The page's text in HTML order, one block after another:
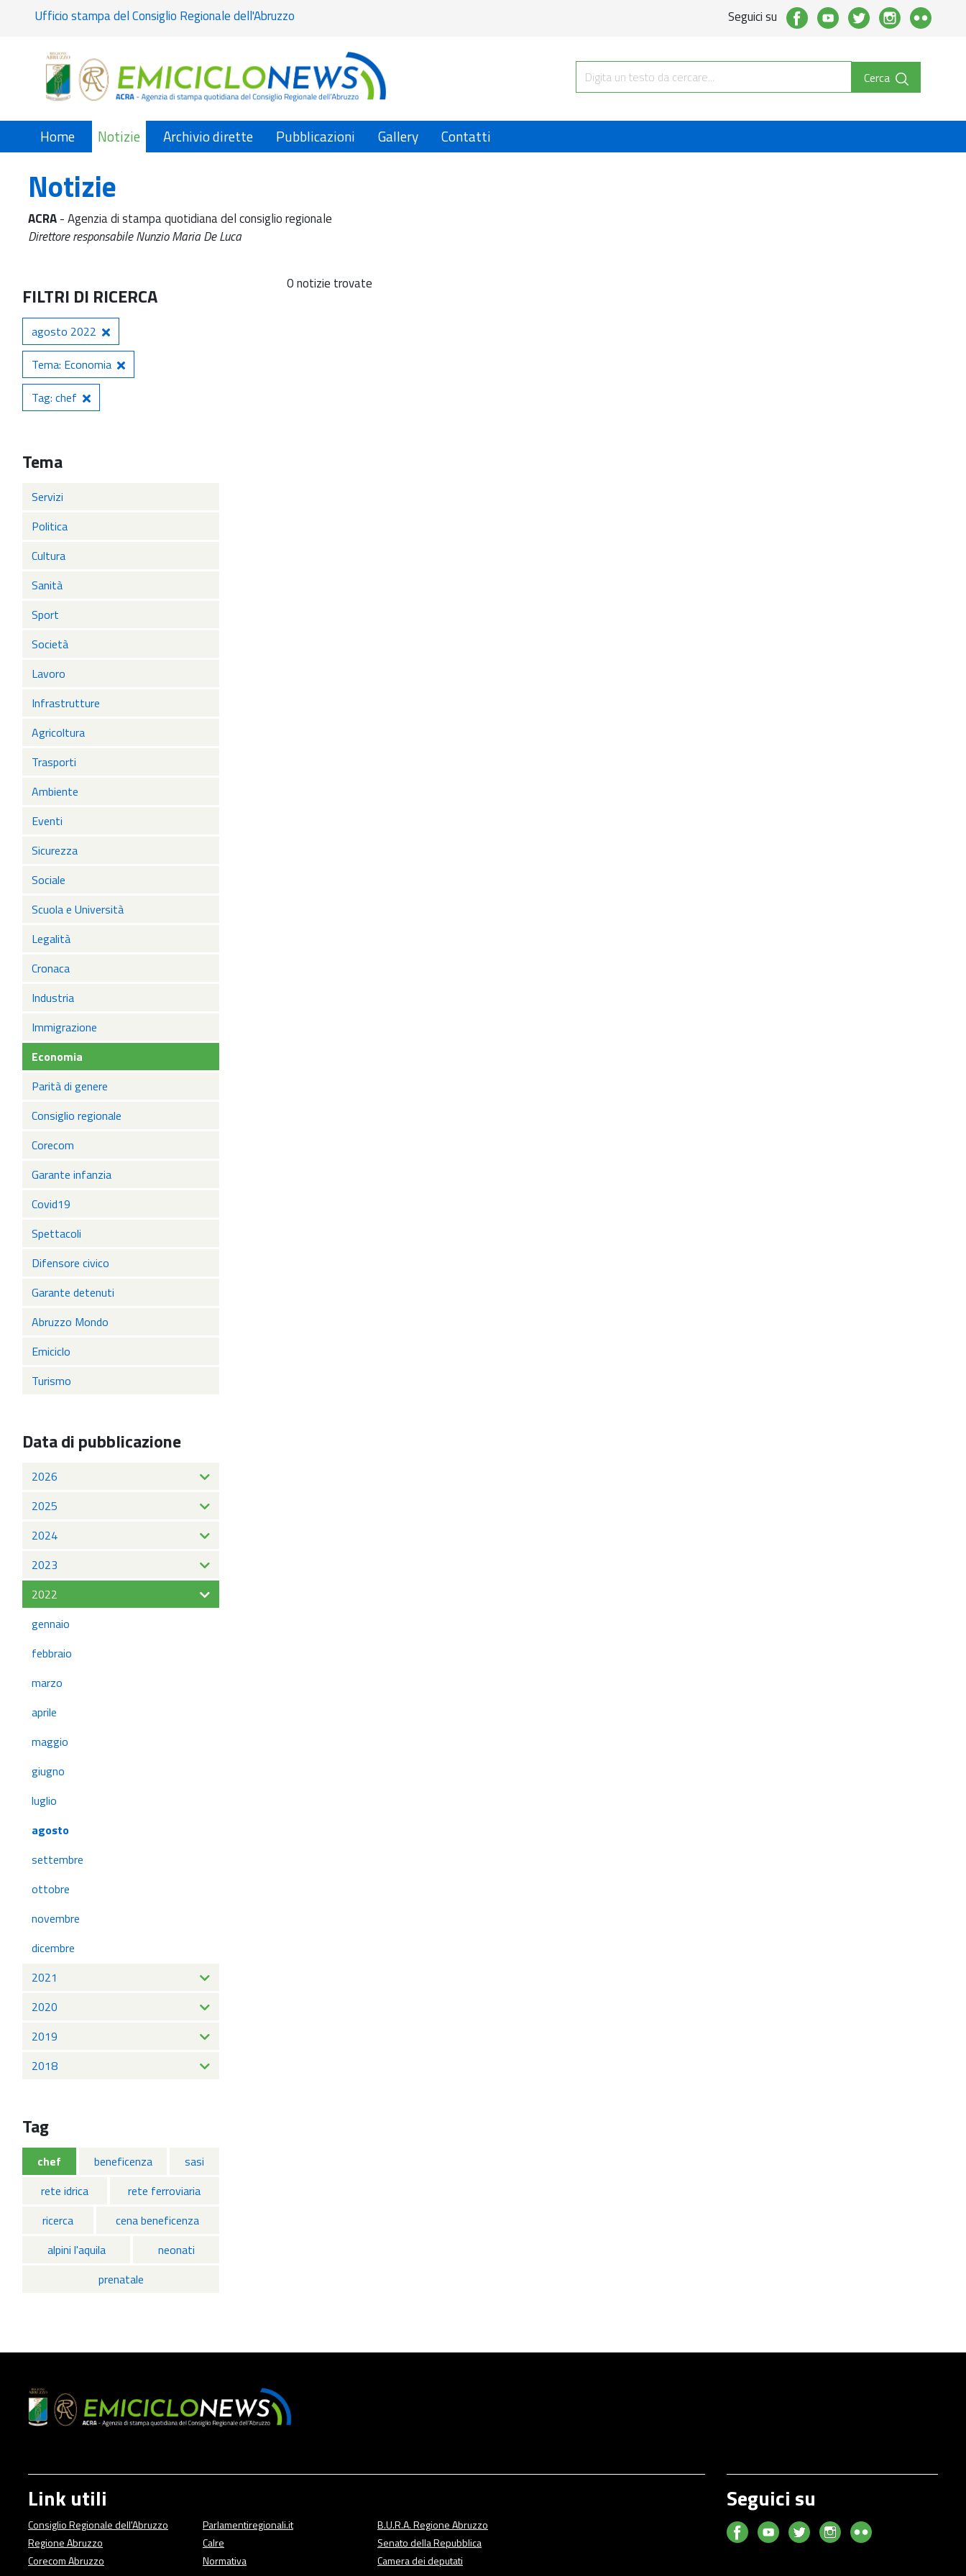
Ufficio stampa del Consiglio Regionale dell'Abruzzo Seguici su
Cerca
Home Notizie Archivio dirette Pubblicazioni Gallery Contatti
Notizie
ACRA- Agenzia di stampa quotidiana del consiglio regionale
Direttore responsabile Nunzio Maria De Luca
FILTRI DI RICERCA
agosto 2022
Tema: Economia
Tag: chef
Tema
Servizi
Politica
Cultura
Sanità
Sport
Società
Lavoro
Infrastrutture
Agricoltura
Trasporti
Ambiente
Eventi
Sicurezza
Sociale
Scuola e Università
Legalità
Cronaca
Industria
Immigrazione
Economia
Parità di genere
Consiglio regionale
Corecom
Garante infanzia
Covid19
Spettacoli
Difensore civico
Garante detenuti
Abruzzo Mondo
Emiciclo
Turismo
Data di pubblicazione
2026
2025
2024
2023
2022
gennaio
febbraio
marzo
aprile
maggio
giugno
luglio
agosto
settembre
ottobre
novembre
dicembre
2021
2020
2019
2018
Tag
chef beneficenza
sasi
rete idrica
rete ferroviaria
ricerca
cena beneficenza
alpini l'aquila
neonati
prenatale
0 notizie trovate
Link utili
Consiglio Regionale dell'Abruzzo
Regione Abruzzo
Corecom Abruzzo
Parlamentiregionali.it
Calre
Normativa
B.U.R.A. Regione Abruzzo
Senato della Repubblica
Camera dei deputati
Seguici su